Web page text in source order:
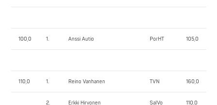
100,0 1. Anssi Autio PorHT 105,0
110,0 1. Reino Vanhanen TVN 160,0
2. Erkki Hirvonen SalVo 110,0